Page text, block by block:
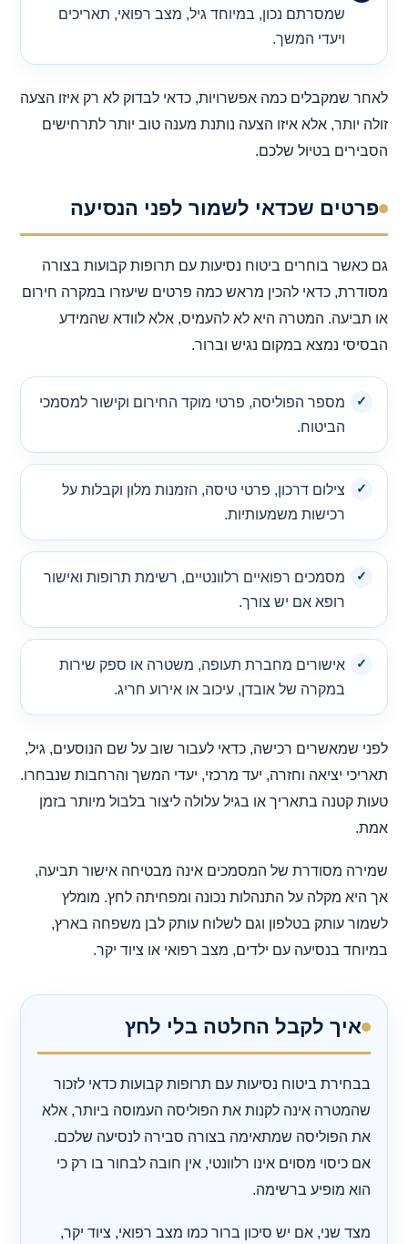
שמסרתם נכון, במיוחד גיל, מצב רפואי, תאריכים
ויעדי המשך.
לאחר שמקבלים כמה אפשרויות, כדאי לבדוק לא רק איזו הצעה
זולה יותר, אלא איזו הצעה נותנת מענה טוב יותר לתרחישים
הסבירים בטיול שלכם.
פרטים שכדאי לשמור לפני הנסיעה
גם כאשר בוחרים ביטוח נסיעות עם תרופות קבועות בצורה
מסודרת, כדאי להכין מראש כמה פרטים שיעזרו במקרה חירום
או תביעה. המטרה היא לא להעמיס, אלא לוודא שהמידע
הבסיסי נמצא במקום נגיש וברור.
מספר הפוליסה, פרטי מוקד החירום וקישור למסמכי
הביטוח.
צילום דרכון, פרטי טיסה, הזמנות מלון וקבלות על
רכישות משמעותיות.
מסמכים רפואיים רלוונטיים, רשימת תרופות ואישור
רופא אם יש צורך.
אישורים מחברת תעופה, משטרה או ספק שירות
במקרה של אובדן, עיכוב או אירוע חריג.
לפני שמאשרים רכישה, כדאי לעבור שוב על שם הנוסעים, גיל,
תאריכי יציאה וחזרה, יעד מרכזי, יעדי המשך והרחבות שנבחרו.
טעות קטנה בתאריך או בגיל עלולה ליצור בלבול מיותר בזמן
אמת.
שמירה מסודרת של המסמכים אינה מבטיחה אישור תביעה,
אך היא מקלה על התנהלות נכונה ומפחיתה לחץ. מומלץ
לשמור עותק בטלפון וגם לשלוח עותק לבן משפחה בארץ,
במיוחד בנסיעה עם ילדים, מצב רפואי או ציוד יקר.
איך לקבל החלטה בלי לחץ
בבחירת ביטוח נסיעות עם תרופות קבועות כדאי לזכור
שהמטרה אינה לקנות את הפוליסה העמוסה ביותר, אלא
את הפוליסה שמתאימה בצורה סבירה לנסיעה שלכם.
אם כיסוי מסוים אינו רלוונטי, אין חובה לבחור בו רק כי
הוא מופיע ברשימה.
מצד שני, אם יש סיכון ברור כמו מצב רפואי, ציוד יקר,